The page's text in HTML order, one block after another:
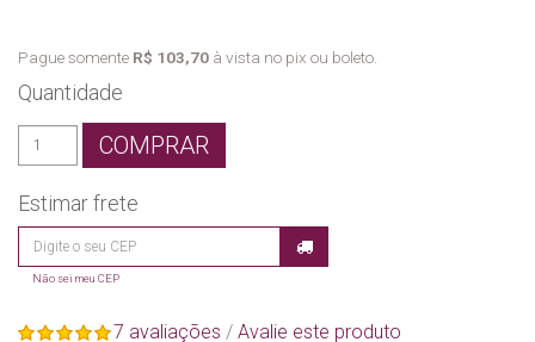
Pague somente R$ 103,70 à vista no pix ou boleto.
Quantidade
COMPRAR
Estimar frete
Não sei meu CEP
7 avaliações / Avalie este produto